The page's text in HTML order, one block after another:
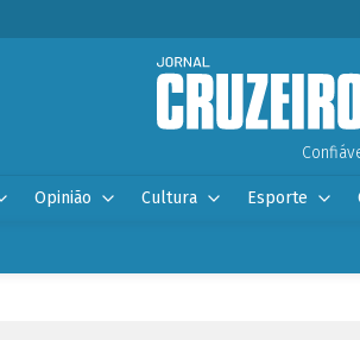
Opinião Cultura Esporte